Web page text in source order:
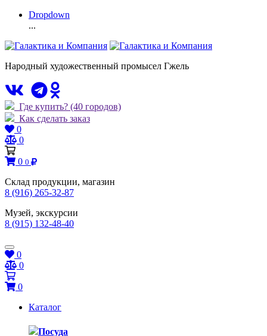
Dropdown
...
Народный художественный промысел Гжель
Где купить? (40 городов)
Как сделать заказ
0
0
0 0
Склад продукции, магазин
8 (916) 265-32-87
Музей, экскурсии
8 (915) 132-48-40
0
0
0
Каталог
Посуда